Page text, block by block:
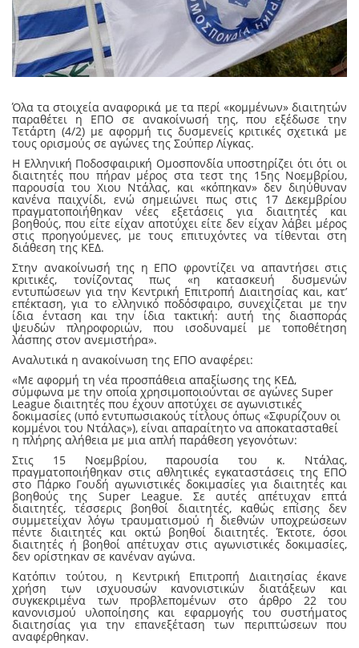
Όλα τα στοιχεία αναφορικά με τα περί «κομμένων» διαιτητών
παραθέτει η ΕΠΟ σε ανακοίνωσή της, που εξέδωσε την
Τετάρτη (4/2) με αφορμή τις δυσμενείς κριτικές σχετικά με
τους ορισμούς σε αγώνες της Σούπερ Λίγκας.
Η Ελληνική Ποδοσφαιρική Ομοσπονδία υποστηρίζει ότι ότι οι
διαιτητές που πήραν μέρος στα τεστ της 15ης Νοεμβρίου,
παρουσία του Χιου Ντάλας, και «κόπηκαν» δεν διηύθυναν
κανένα παιχνίδι, ενώ σημειώνει πως στις 17 Δεκεμβρίου
πραγματοποιήθηκαν νέες εξετάσεις για διαιτητές και
βοηθούς, που είτε είχαν αποτύχει είτε δεν είχαν λάβει μέρος
στις προηγούμενες, με τους επιτυχόντες να τίθενται στη
διάθεση της ΚΕΔ.
Στην ανακοίνωσή της η ΕΠΟ φροντίζει να απαντήσει στις
κριτικές, τονίζοντας πως «η κατασκευή δυσμενών
εντυπώσεων για την Κεντρική Επιτροπή Διαιτησίας και, κατ’
επέκταση, για το ελληνικό ποδόσφαιρο, συνεχίζεται με την
ίδια ένταση και την ίδια τακτική: αυτή της διασποράς
ψευδών πληροφοριών, που ισοδυναμεί με τοποθέτηση
λάσπης στον ανεμιστήρα».
Αναλυτικά η ανακοίνωση της ΕΠΟ αναφέρει:
«Με αφορμή τη νέα προσπάθεια απαξίωσης της ΚΕΔ,
σύμφωνα με την οποία χρησιμοποιούνται σε αγώνες Super
League διαιτητές που έχουν αποτύχει σε αγωνιστικές
δοκιμασίες (υπό εντυπωσιακούς τίτλους όπως «Σφυρίζουν οι
κομμένοι του Ντάλας»), είναι απαραίτητο να αποκατασταθεί
η πλήρης αλήθεια με μια απλή παράθεση γεγονότων:
Στις 15 Νοεμβρίου, παρουσία του κ. Ντάλας,
πραγματοποιήθηκαν στις αθλητικές εγκαταστάσεις της ΕΠΟ
στο Πάρκο Γουδή αγωνιστικές δοκιμασίες για διαιτητές και
βοηθούς της Super League. Σε αυτές απέτυχαν επτά
διαιτητές, τέσσερις βοηθοί διαιτητές, καθώς επίσης δεν
συμμετείχαν λόγω τραυματισμού ή διεθνών υποχρεώσεων
πέντε διαιτητές και οκτώ βοηθοί διαιτητές. Έκτοτε, όσοι
διαιτητές ή βοηθοί απέτυχαν στις αγωνιστικές δοκιμασίες,
δεν ορίστηκαν σε κανέναν αγώνα.
Κατόπιν τούτου, η Κεντρική Επιτροπή Διαιτησίας έκανε
χρήση των ισχυουσών κανονιστικών διατάξεων και
συγκεκριμένα των προβλεπομένων στο άρθρο 22 του
κανονισμού υλοποίησης και εφαρμογής του συστήματος
διαιτησίας για την επανεξέταση των περιπτώσεων που
αναφέρθηκαν.